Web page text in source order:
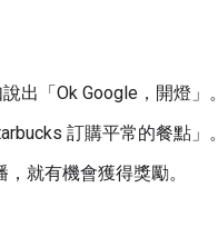
出「Ok Google，開燈」。
訂購平常的餐點」。
就有機會獲得獎勵。